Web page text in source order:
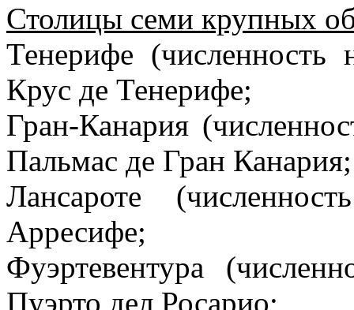
Столицы семи крупных
Тенерифе
Крус де Тенерифе;
Гран-Канария
Пальмас де Гран Канария;
Лансароте
Арресифе;
Фуэртевентура
Пуэрто дел Росарио;